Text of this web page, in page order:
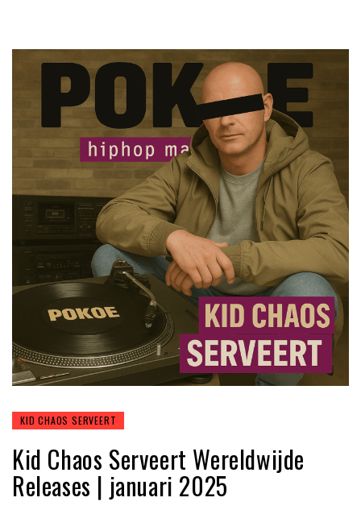
KID CHAOS SERVEERT
Kid Chaos Serveert Wereldwijde
Releases | januari 2025